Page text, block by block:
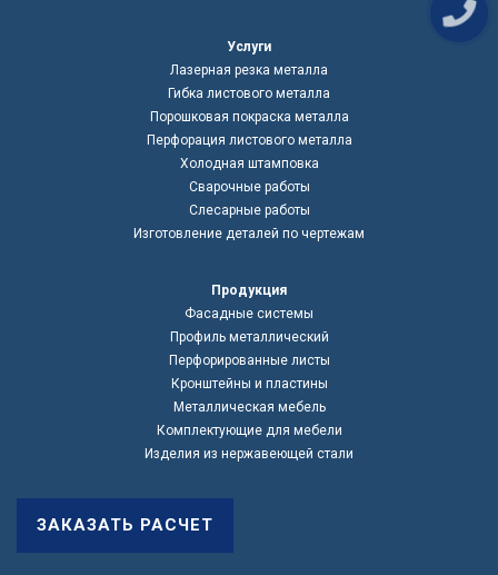
Услуги
Лазерная резка металла
Гибка листового металла
Порошковая покраска металла
Перфорация листового металла
Холодная штамповка
Сварочные работы
Слесарные работы
Изготовление деталей по чертежам
Продукция
Фасадные системы
Профиль металлический
Перфорированные листы
Кронштейны и пластины
Металлическая мебель
Комплектующие для мебели
Изделия из нержавеющей стали
ЗАКАЗАТЬ РАСЧЕТ